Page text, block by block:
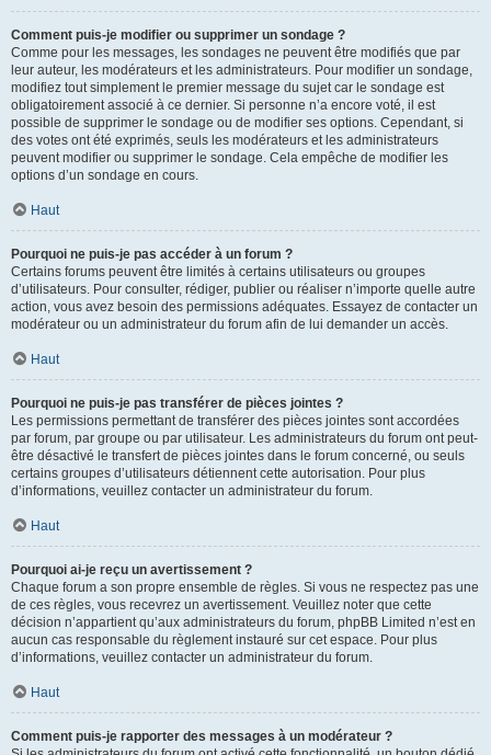
Comment puis-je modifier ou supprimer un sondage ?
Comme pour les messages, les sondages ne peuvent être modifiés que par
leur auteur, les modérateurs et les administrateurs. Pour modifier un sondage,
modifiez tout simplement le premier message du sujet car le sondage est
obligatoirement associé à ce dernier. Si personne n’a encore voté, il est
possible de supprimer le sondage ou de modifier ses options. Cependant, si
des votes ont été exprimés, seuls les modérateurs et les administrateurs
peuvent modifier ou supprimer le sondage. Cela empêche de modifier les
options d’un sondage en cours.
Haut
Pourquoi ne puis-je pas accéder à un forum ?
Certains forums peuvent être limités à certains utilisateurs ou groupes
d’utilisateurs. Pour consulter, rédiger, publier ou réaliser n’importe quelle autre
action, vous avez besoin des permissions adéquates. Essayez de contacter un
modérateur ou un administrateur du forum afin de lui demander un accès.
Haut
Pourquoi ne puis-je pas transférer de pièces jointes ?
Les permissions permettant de transférer des pièces jointes sont accordées
par forum, par groupe ou par utilisateur. Les administrateurs du forum ont peut-
être désactivé le transfert de pièces jointes dans le forum concerné, ou seuls
certains groupes d’utilisateurs détiennent cette autorisation. Pour plus
d’informations, veuillez contacter un administrateur du forum.
Haut
Pourquoi ai-je reçu un avertissement ?
Chaque forum a son propre ensemble de règles. Si vous ne respectez pas une
de ces règles, vous recevrez un avertissement. Veuillez noter que cette
décision n’appartient qu’aux administrateurs du forum, phpBB Limited n’est en
aucun cas responsable du règlement instauré sur cet espace. Pour plus
d’informations, veuillez contacter un administrateur du forum.
Haut
Comment puis-je rapporter des messages à un modérateur ?